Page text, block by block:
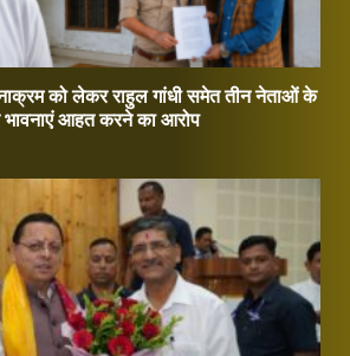
को लेकर राहुल गांधी समेत तीन नेताओं के
भावनाएं आहत करने का आरोप